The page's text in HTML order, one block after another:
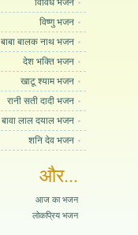
विविध भजन
विष्णु भजन
बाबा बालक नाथ भजन
देश भक्ति भजन
खाटू श्याम भजन
रानी सती दादी भजन
बावा लाल दयाल भजन
शनि देव भजन
और...
आज का भजन
लोकप्रिय भजन